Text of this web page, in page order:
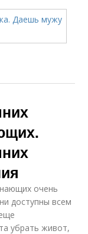
очень
доступны всем
убрать живот,